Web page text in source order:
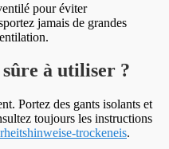
pour éviter
jamais de grandes
sûre à utiliser ?
Portez des gants isolants et
toujours les instructions
trockeneis.